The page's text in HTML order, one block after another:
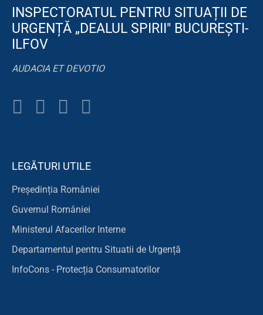
INSPECTORATUL PENTRU SITUAȚII DE
URGENȚĂ „DEALUL SPIRII" BUCUREȘTI-
ILFOV
AUDACIA ET DEVOTIO
LEGĂTURI UTILE
Președinția României
Guvernul României
Ministerul Afacerilor Interne
Departamentul pentru Situatii de Urgență
InfoCons - Protecția Consumatorilor